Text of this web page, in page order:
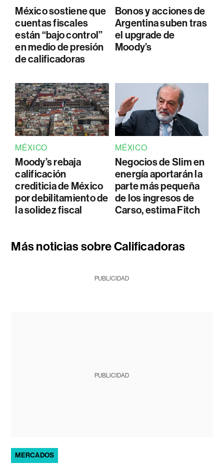
México sostiene que
cuentas fiscales
están “bajo control”
en medio de presión
de calificadoras
Bonos y acciones de
Argentina suben tras
el upgrade de
Moody’s
MÉXICO
Moody’s rebaja
calificación
crediticia de México
por debilitamiento de
la solidez fiscal
MÉXICO
Negocios de Slim en
energía aportarán la
parte más pequeña
de los ingresos de
Carso, estima Fitch
Más noticias sobre Calificadoras
PUBLICIDAD
PUBLICIDAD
MERCADOS